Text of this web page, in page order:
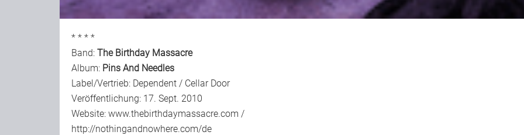
* * * *
Band: The Birthday Massacre
Album: Pins And Needles
Label/Vertrieb: Dependent / Cellar Door
Veröffentlichung: 17. Sept. 2010
Website: www.thebirthdaymassacre.com /
http://nothingandnowhere.com/de